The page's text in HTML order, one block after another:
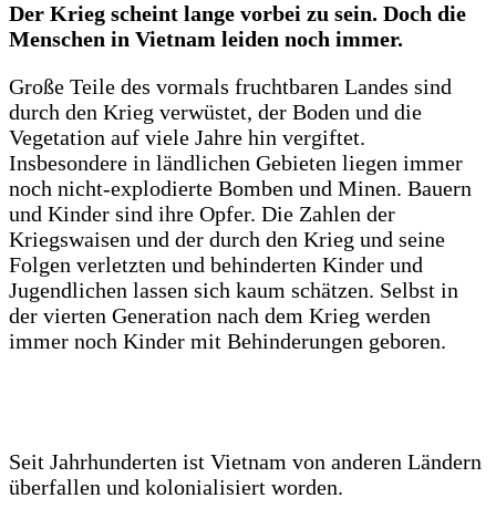
Der Krieg scheint lange vorbei zu sein. Doch die
Menschen in Vietnam leiden noch immer.
Große Teile des vormals fruchtbaren Landes sind
durch den Krieg verwüstet, der Boden und die
Vegetation auf viele Jahre hin vergiftet.
Insbesondere in ländlichen Gebieten liegen immer
noch nicht-explodierte Bomben und Minen. Bauern
und Kinder sind ihre Opfer. Die Zahlen der
Kriegswaisen und der durch den Krieg und seine
Folgen verletzten und behinderten Kinder und
Jugendlichen lassen sich kaum schätzen. Selbst in
der vierten Generation nach dem Krieg werden
immer noch Kinder mit Behinderungen geboren.
Seit Jahrhunderten ist Vietnam von anderen Ländern
überfallen und kolonialisiert worden.